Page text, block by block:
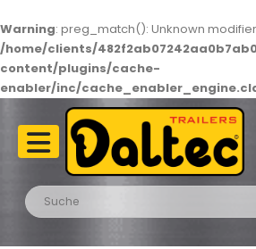
Warning: preg_match(): Unknown
/home/clients/
content/plugins/cache-
enabler/inc/